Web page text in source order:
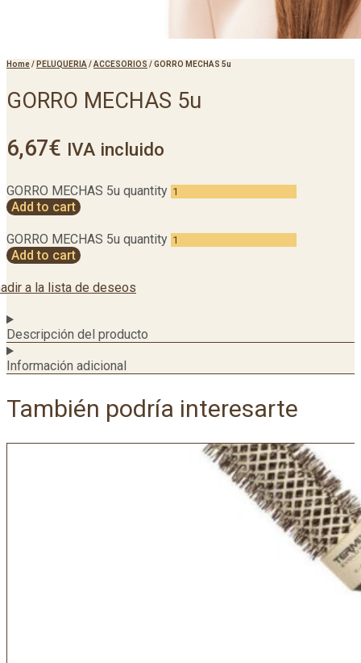
Home/ PELUQUERIA /ACCESORIOS /GORRO MECHAS 5u
GORRO MECHAS 5u
6,67€ IVA incluido
GORRO MECHAS 5u quantity
Add to cart
GORRO MECHAS 5u quantity
Add to cart
a la lista de deseos
Descripción del producto
Información adicional
También podría interesarte